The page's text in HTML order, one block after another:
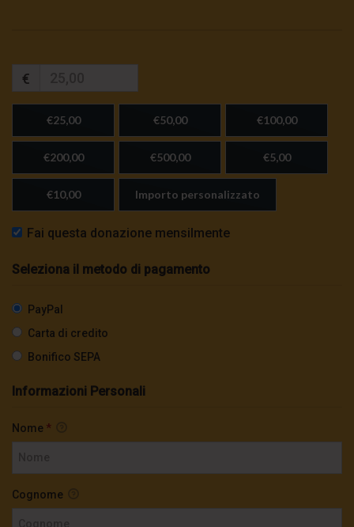
€
€25,00 €50,00 €100,00
€200,00 €500,00 €5,00
€10,00 Importo personalizzato
Fai questa donazione mensilmente
Seleziona il metodo di pagamento
PayPal
Carta di credito
Bonifico SEPA
Informazioni Personali
Nome *
Cognome